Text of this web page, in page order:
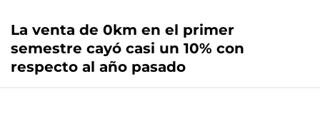
La venta de 0km en el primer
semestre cayó casi un 10% con
respecto al año pasado